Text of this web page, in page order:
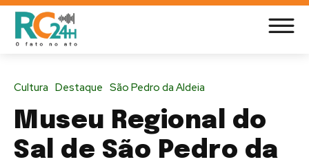
Cultura Destaque São Pedro da Aldeia
Museu Regional do
Sal de São Pedro da